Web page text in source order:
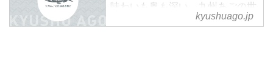
味わいも奥も深い、九州あごの世
界。九州では「あご」とも呼ばれ
kyushuago.jp